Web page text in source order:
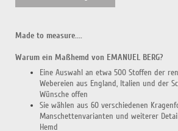
Made to measure....
Warum ein Maßhemd von EMANUEL BERG?
Eine Auswahl an etwa 500 Stoffen der
Webereien aus England, Italien und der
Wünsche offen
Sie wählen aus 60 verschiedenen
Manschettenvarianten und weiterer
Hemd